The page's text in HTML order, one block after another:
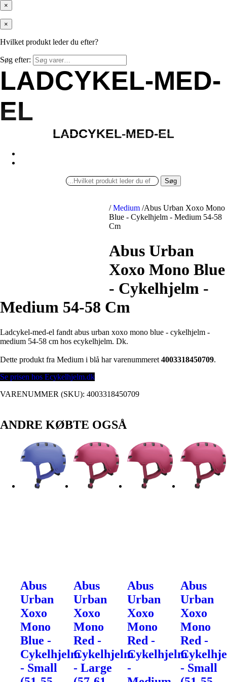
×
×
Hvilket produkt leder du efter?
Søg efter:
LADCYKEL-MED-
EL
MED-
LADCYKEL-MED-EL
LADCYKEL-MED-EL
Søg
/ Medium /Abus Urban Xoxo Mono
Blue - Cykelhjelm - Medium 54-58
Cm
Abus Urban
Xoxo Mono Blue
- Cykelhjelm -
Medium 54-58 Cm
Ladcykel-med-el fandt abus urban xoxo mono blue - cykelhjelm -
medium 54-58 cm hos ecykelhjelm. Dk.
Dette produkt fra Medium i blå har varenummeret 4003318450709.
Se prisen hos Ecykelhjelm.dk
VARENUMMER (SKU): 4003318450709
ANDRE KØBTE OGSÅ
Abus
Urban
Xoxo
Mono
Blue -
Cykelhjelm
- Small
Abus
Urban
Xoxo
Mono
Red -
Cykelhjelm
- Large
Abus
Urban
Xoxo
Mono
Red -
Cykelhjelm
-
Abus
Urban
Xoxo
Mono
Red -
- Small